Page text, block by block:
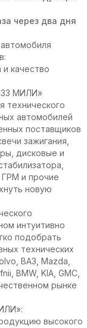
через два дня
качество
МИЛИ»
технического
автомобилей
поставщиков
зажигания,
дисковые и
и прочие
новую
интуитивно
подобрать
технических
ВАЗ, Mazda,
BMW, KIA, GMC,
рынке
высокого